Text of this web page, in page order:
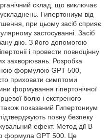
склад, що виключає
Гипертониум від
при цьому засіб сприяє
застосуванні. Засіб
дію. З його допомогою
і провести повноцінну
захворювань. Розробка
формулою GPT 500,
приховати симптоми
формування гіпертонічної
болю і екстреного
показаний Гипертониум
підтверджують повну безпеку
ефект. Метод дії В
формула GPT 500. Це